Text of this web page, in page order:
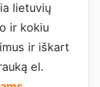
lietuvių
ir kokiu
ir iškart
el.